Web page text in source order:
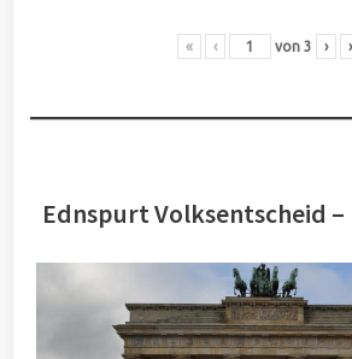
« ‹ von 3 ›
Ednspurt Volksentscheid –